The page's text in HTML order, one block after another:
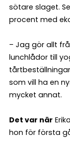
sötare slaget.
procent med
– Jag gör allt
lunchlådor till
som vill ha en
mycket annat.
Det var när
hon för första